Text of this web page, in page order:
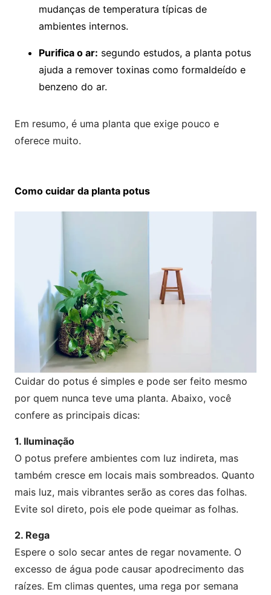
mudanças de temperatura típicas de
ambientes internos.
Purifica o ar: segundo estudos, a planta potus
ajuda a remover toxinas como formaldeído e
benzeno do ar.
Em resumo, é uma planta que exige pouco e
oferece muito.
Como cuidar da planta potus
Cuidar do potus é simples e pode ser feito mesmo
por quem nunca teve uma planta. Abaixo, você
confere as principais dicas:
1. Iluminação
O potus prefere ambientes com luz indireta, mas
também cresce em locais mais sombreados. Quanto
mais luz, mais vibrantes serão as cores das folhas.
Evite sol direto, pois ele pode queimar as folhas.
2. Rega
Espere o solo secar antes de regar novamente. O
excesso de água pode causar apodrecimento das
raízes. Em climas quentes, uma rega por semana